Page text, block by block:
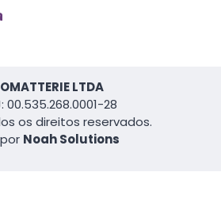
LTDA
00.535.268.0001-28
os direitos reservados.
Noah Solutions